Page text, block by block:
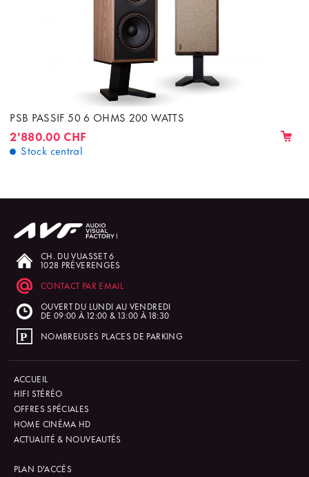
PSB PASSIF 50 6 OHMS 200 WATTS
2'880.00 CHF
Stock central
CH. DU VUASSET 6
1028 PRÉVERENGES
CONTACT PAR EMAIL
OUVERT DU LUNDI AU VENDREDI
DE 09:00 À 12:00 & 13:00 À 18:30
NOMBREUSES PLACES DE PARKING
ACCUEIL
HIFI STÉRÉO
OFFRES SPÉCIALES
HOME CINÉMA HD
ACTUALITÉ & NOUVEAUTÉS
PLAN D'ACCÈS